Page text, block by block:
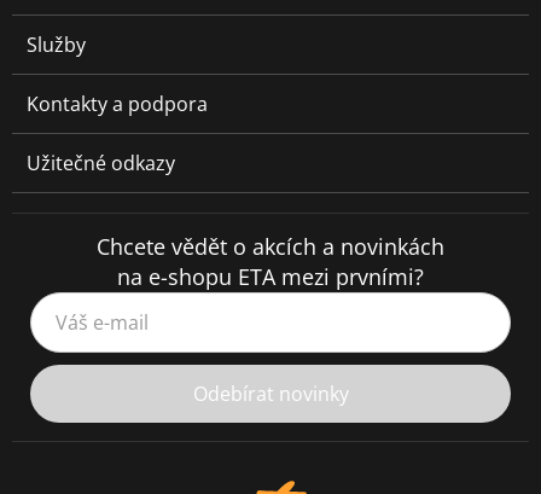
Služby
Kontakty a podpora
Užitečné odkazy
Chcete vědět o akcích a novinkách
na e-shopu ETA mezi prvními?
Váš e-mail
Odebírat novinky